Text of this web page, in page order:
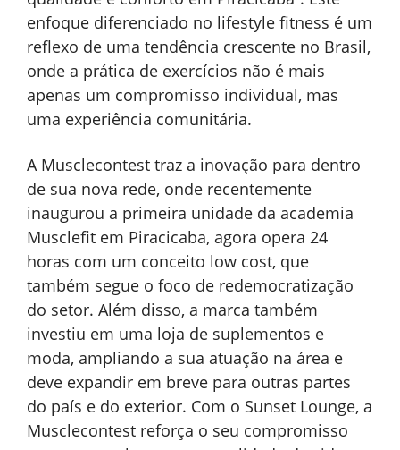
enfoque diferenciado no lifestyle fitness é um
reflexo de uma tendência crescente no Brasil,
onde a prática de exercícios não é mais
apenas um compromisso individual, mas
uma experiência comunitária.
A Musclecontest traz a inovação para dentro
de sua nova rede, onde recentemente
inaugurou a primeira unidade da academia
Musclefit em Piracicaba, agora opera 24
horas com um conceito low cost, que
também segue o foco de redemocratização
do setor. Além disso, a marca também
investiu em uma loja de suplementos e
moda, ampliando a sua atuação na área e
deve expandir em breve para outras partes
do país e do exterior. Com o Sunset Lounge, a
Musclecontest reforça o seu compromisso